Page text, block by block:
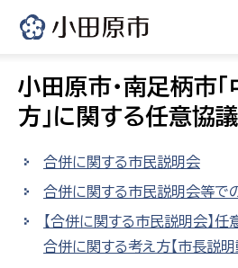
小田原市・南足柄市
方」に関する任意協
合併に関する市民説明会
合併に関する市民説明会等で
【合併に関する市民説明会】
合併に関する考え方【市長説明